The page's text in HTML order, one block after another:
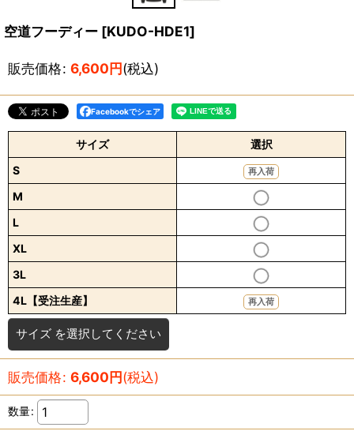
空道フーディー [KUDO-HDE1]
販売価格: 6,600円(税込)
Facebookでシェア
サイズ
選択
S
再入荷
M
L
XL
3L
4L【受注生産】
再入荷
サイズ を選択してください
販売価格: 6,600円(税込)
数量: